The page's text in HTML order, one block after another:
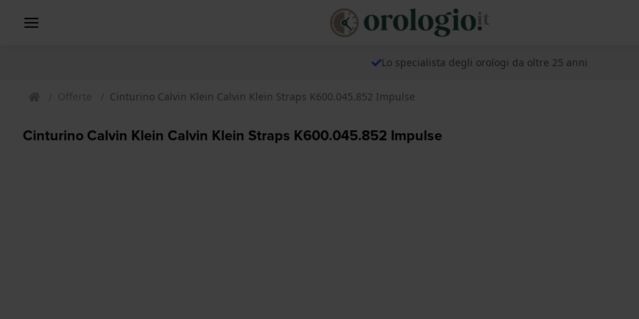
Lo specialista degli orologi da oltre 25 anni
Offerte Cinturino Calvin Klein Calvin Klein Straps K600.045.852 Impulse
Cinturino Calvin Klein Calvin Klein Straps K600.045.852 Impulse